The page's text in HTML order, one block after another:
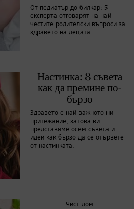
От педиатър до билкар: 5
експерта отговарят на най-
честите родителски въпроси за
здравето на децата.
Настинка: 8 съвета
как да премине по-
бързо
Здравето е най-важното ни
притежание, затова ви
представяме осем съвета и
идеи как бързо да се отървете
от настинката.
Чист дом